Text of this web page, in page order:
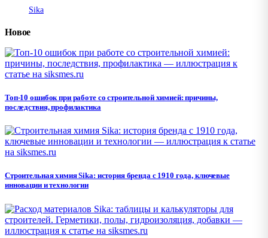
Sika
Новое
Топ-10 ошибок при работе со строительной химией: причины,
последствия, профилактика
Строительная химия Sika: история бренда с 1910 года, ключевые
инновации и технологии